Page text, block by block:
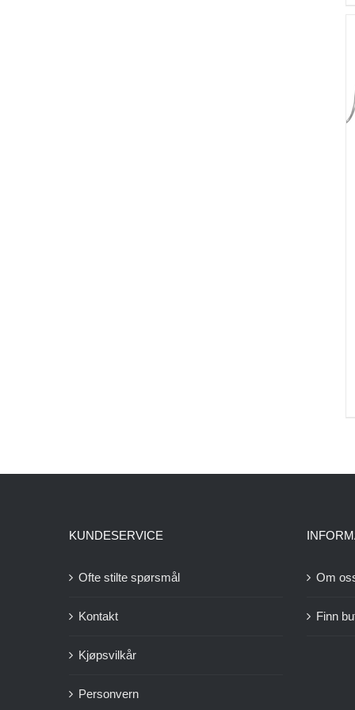
KUNDESERVICE
Ofte stilte spørsmål
Kontakt
Kjøpsvilkår
Personvern
Om
Finn